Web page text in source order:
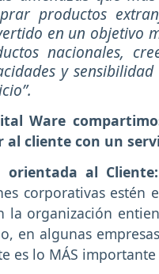
productos
en un objetivo
nacionales,
y
Ware
al cliente con un
orientada al Cliente:
corporativas estén
la organización
en algunas
es lo MÁS